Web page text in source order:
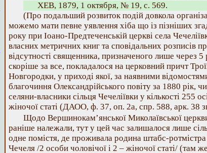
ХЕВ, 1879, 1 октября, № 19, с. 569.
(Про подальший розвиток подій довкола
можемо мати певне уявлення хіба що із пізніших
року при Іоано-Предтеченській церкві села
власних метричних книг та сповідальних розписів
відсутності священника, призначеного лише через
скоріше за все, покладалося на церковний причт
Новгородки, у приході якої, за наявними
благочиння Олександрійського повіту за 1880 рік,
селяни-власники сільця Чечеліївки у кількості 255
жіночої статі (ДАОО, ф. 37, оп. 2а, спр. 588, арк. 38
Щодо Вершинокам’янської Миколаївської
раніше належали, тут у цей час залишалося лише
одне помістя, де проживала родина штабс-
Чечеля /2 особи чоловічої і 2 – жіночої статі/ (там